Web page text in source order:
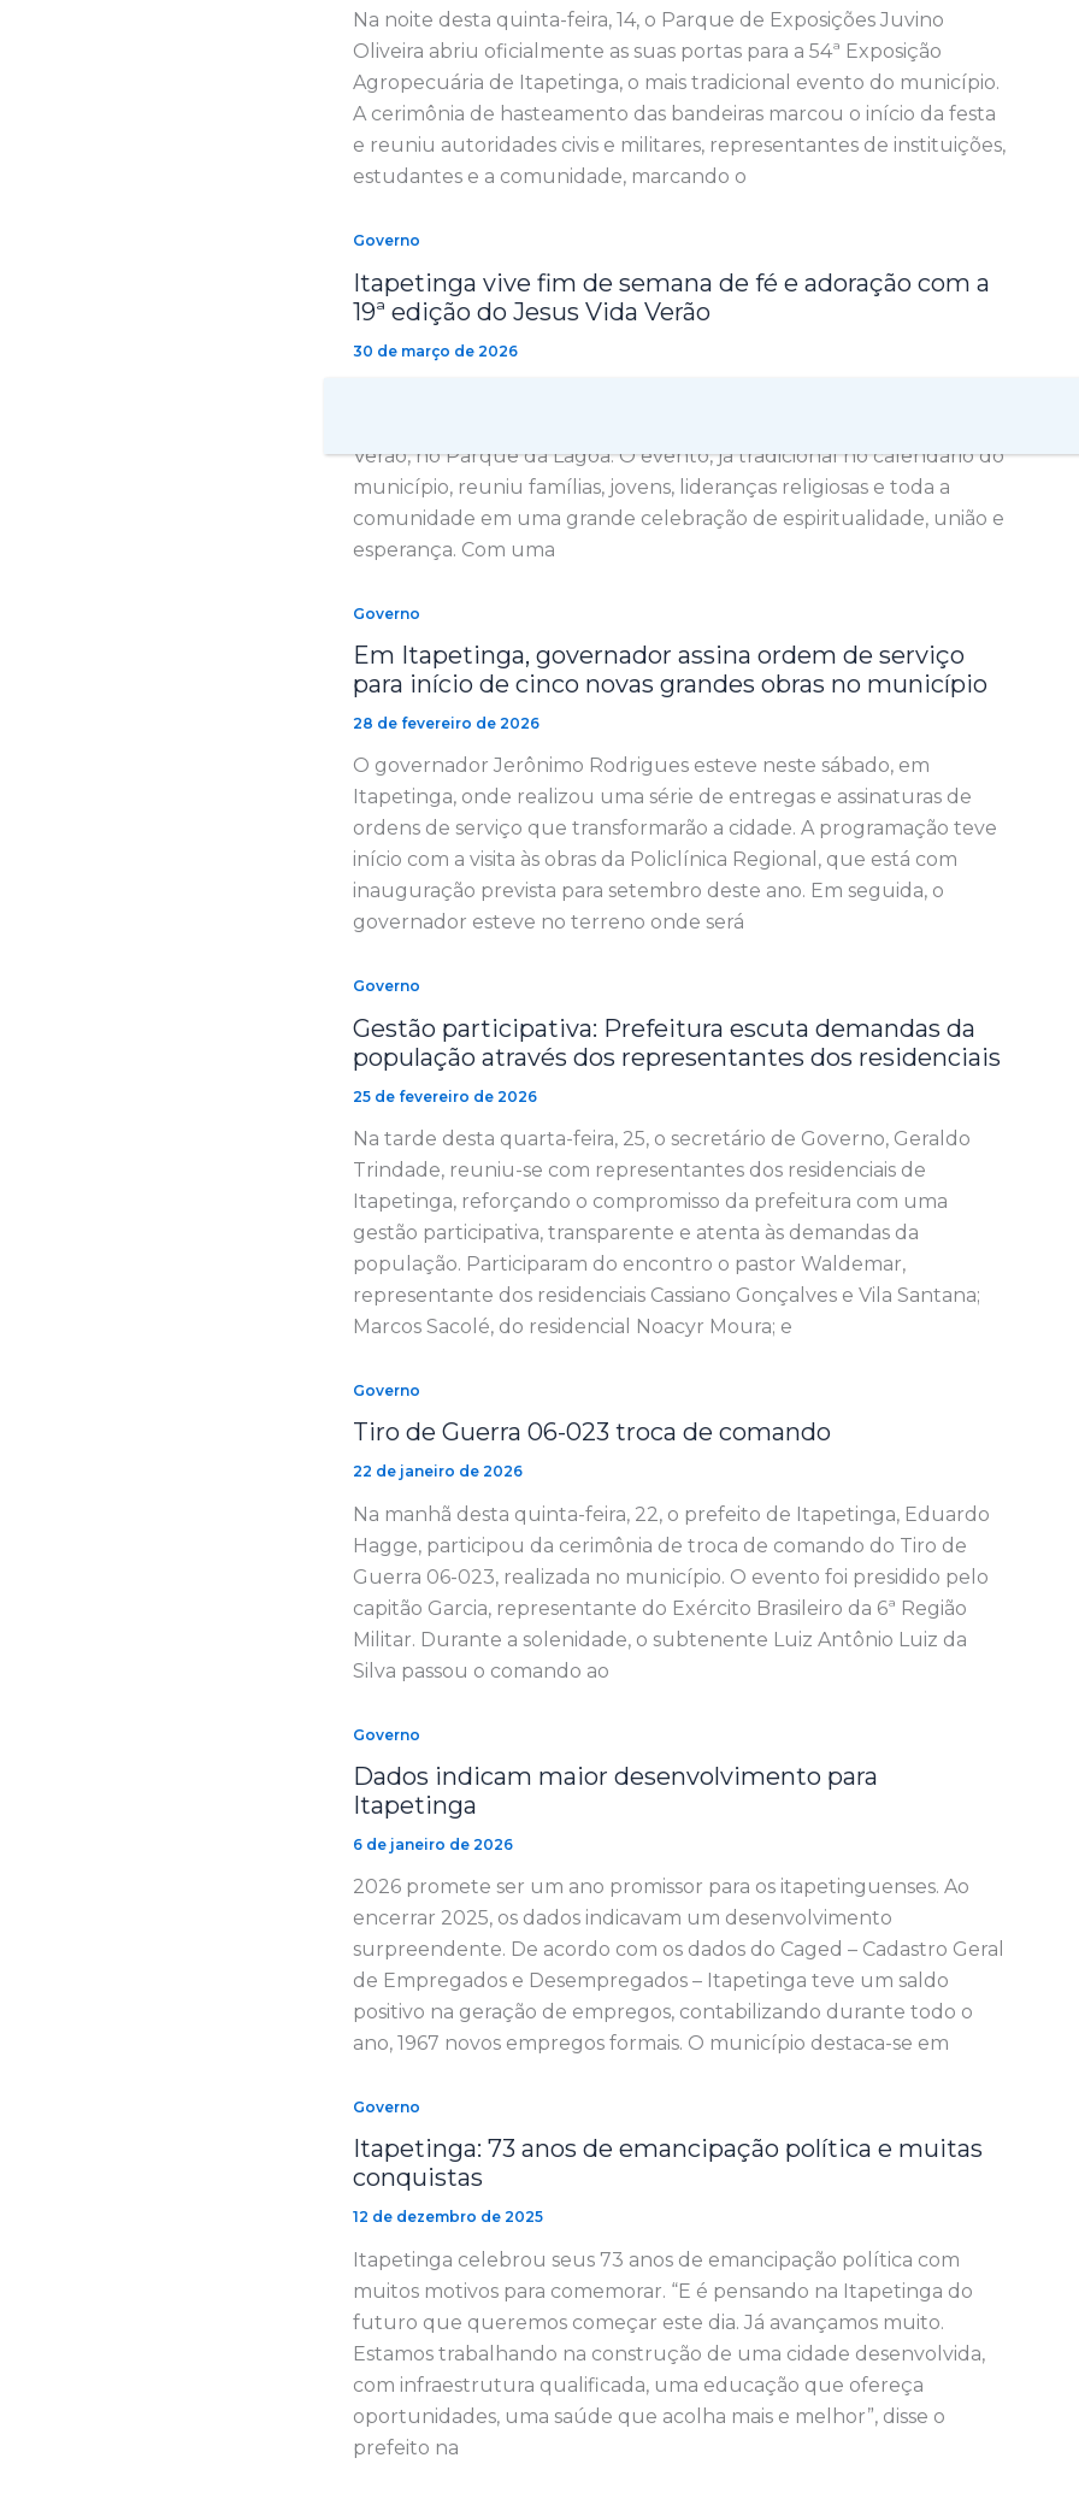
Na noite desta quinta-feira, 14, o Parque de Exposições Juvino
Oliveira abriu oficialmente as suas portas para a 54ª Exposição
Agropecuária de Itapetinga, o mais tradicional evento do município.
A cerimônia de hasteamento das bandeiras marcou o início da festa
e reuniu autoridades civis e militares, representantes de instituições,
estudantes e a comunidade, marcando o
Governo
Itapetinga vive fim de semana de fé e adoração com a
19ª edição do Jesus Vida Verão
30 de março de 2026
Verão, no Parque da Lagoa. O evento, já tradicional no calendário do
município, reuniu famílias, jovens, lideranças religiosas e toda a
comunidade em uma grande celebração de espiritualidade, união e
esperança. Com uma
Governo
Em Itapetinga, governador assina ordem de serviço
para início de cinco novas grandes obras no município
28 de fevereiro de 2026
O governador Jerônimo Rodrigues esteve neste sábado, em
Itapetinga, onde realizou uma série de entregas e assinaturas de
ordens de serviço que transformarão a cidade. A programação teve
início com a visita às obras da Policlínica Regional, que está com
inauguração prevista para setembro deste ano. Em seguida, o
governador esteve no terreno onde será
Governo
Gestão participativa: Prefeitura escuta demandas da
população através dos representantes dos residenciais
25 de fevereiro de 2026
Na tarde desta quarta-feira, 25, o secretário de Governo, Geraldo
Trindade, reuniu-se com representantes dos residenciais de
Itapetinga, reforçando o compromisso da prefeitura com uma
gestão participativa, transparente e atenta às demandas da
população. Participaram do encontro o pastor Waldemar,
representante dos residenciais Cassiano Gonçalves e Vila Santana;
Marcos Sacolé, do residencial Noacyr Moura; e
Governo
Tiro de Guerra 06-023 troca de comando
22 de janeiro de 2026
Na manhã desta quinta-feira, 22, o prefeito de Itapetinga, Eduardo
Hagge, participou da cerimônia de troca de comando do Tiro de
Guerra 06-023, realizada no município. O evento foi presidido pelo
capitão Garcia, representante do Exército Brasileiro da 6ª Região
Militar. Durante a solenidade, o subtenente Luiz Antônio Luiz da
Silva passou o comando ao
Governo
Dados indicam maior desenvolvimento para
Itapetinga
6 de janeiro de 2026
2026 promete ser um ano promissor para os itapetinguenses. Ao
encerrar 2025, os dados indicavam um desenvolvimento
surpreendente. De acordo com os dados do Caged – Cadastro Geral
de Empregados e Desempregados – Itapetinga teve um saldo
positivo na geração de empregos, contabilizando durante todo o
ano, 1967 novos empregos formais. O município destaca-se em
Governo
Itapetinga: 73 anos de emancipação política e muitas
conquistas
12 de dezembro de 2025
Itapetinga celebrou seus 73 anos de emancipação política com
muitos motivos para comemorar. “E é pensando na Itapetinga do
futuro que queremos começar este dia. Já avançamos muito.
Estamos trabalhando na construção de uma cidade desenvolvida,
com infraestrutura qualificada, uma educação que ofereça
oportunidades, uma saúde que acolha mais e melhor”, disse o
prefeito na